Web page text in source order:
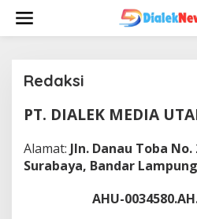
w
Redaksi
U
N
I
PT. DIALEK MEDIA
Alamat: Jln. Danau Toba
Surabaya, Bandar
AHU-